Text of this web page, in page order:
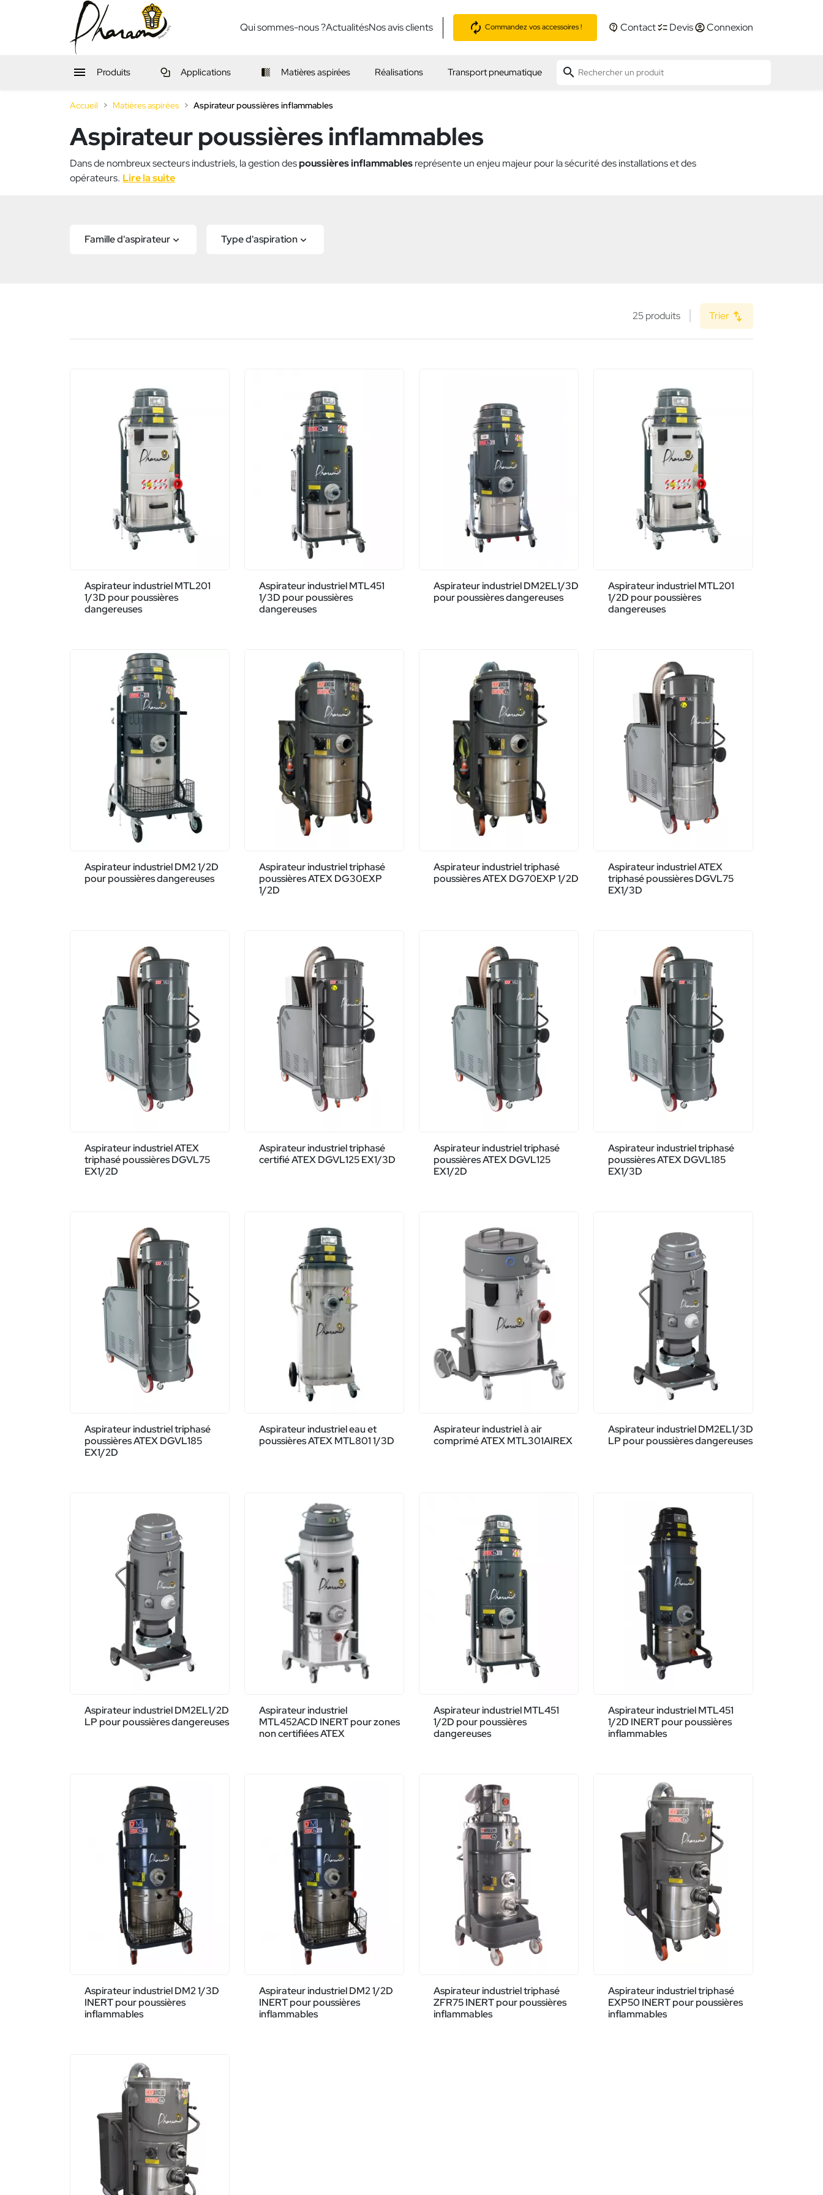
Qui sommes-nous ?ActualitésNos avis clients Commandez vos accessoires ! Contact Devis Connexion
 Produits Applications Matières aspirées Réalisations Transport pneumatique search
Accueil Matières aspirées Aspirateur poussières inflammables
Aspirateur poussières inflammables
Dans de nombreux secteurs industriels, la gestion despoussières inflammablesreprésente un enjeu majeur pour la sécurité des installations et des
opérateurs. Lire la suite
Famille d'aspirateur  Type d'aspiration 
25 produits Trier
Aspirateur industriel MTL201
1/3D pour poussières
dangereuses
Aspirateur industriel MTL451
1/3D pour poussières
dangereuses
Aspirateur industriel DM2EL1/3D
pour poussières dangereuses
Aspirateur industriel MTL201
1/2D pour poussières
dangereuses
Aspirateur industriel DM2 1/2D
pour poussières dangereuses
Aspirateur industriel triphasé
poussières ATEX DG30EXP
1/2D
Aspirateur industriel triphasé
poussières ATEX DG70EXP 1/2D
Aspirateur industriel ATEX
triphasé poussières DGVL75
EX1/3D
Aspirateur industriel ATEX
triphasé poussières DGVL75
EX1/2D
Aspirateur industriel triphasé
certifié ATEX DGVL125 EX1/3D
Aspirateur industriel triphasé
poussières ATEX DGVL125
EX1/2D
Aspirateur industriel triphasé
poussières ATEX DGVL185
EX1/3D
Aspirateur industriel triphasé
poussières ATEX DGVL185
EX1/2D
Aspirateur industriel eau et
poussières ATEX MTL801 1/3D
Aspirateur industriel à air
comprimé ATEX MTL301AIREX
Aspirateur industriel DM2EL1/3D
LP pour poussières dangereuses
Aspirateur industriel DM2EL1/2D
LP pour poussières dangereuses
Aspirateur industriel
MTL452ACD INERT pour zones
non certifiées ATEX
Aspirateur industriel MTL451
1/2D pour poussières
dangereuses
Aspirateur industriel MTL451
1/2D INERT pour poussières
inflammables
Aspirateur industriel DM2 1/3D
INERT pour poussières
inflammables
Aspirateur industriel DM2 1/2D
INERT pour poussières
inflammables
Aspirateur industriel triphasé
ZFR75 INERT pour poussières
inflammables
Aspirateur industriel triphasé
EXP50 INERT pour poussières
inflammables